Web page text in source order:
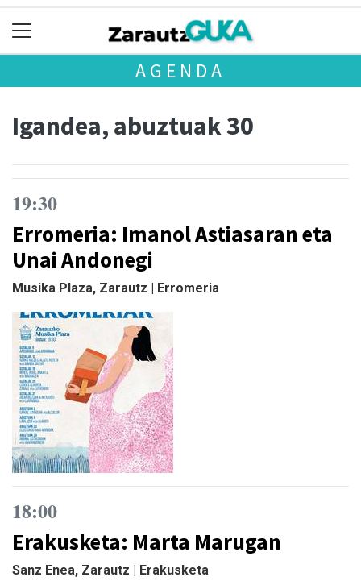
AGENDA
Igandea, abuztuak 30
19:30
Erromeria: Imanol Astiasaran eta
Unai Andonegi
Musika Plaza, Zarautz | Erromeria
18:00
Erakusketa: Marta Marugan
Sanz Enea, Zarautz | Erakusketa